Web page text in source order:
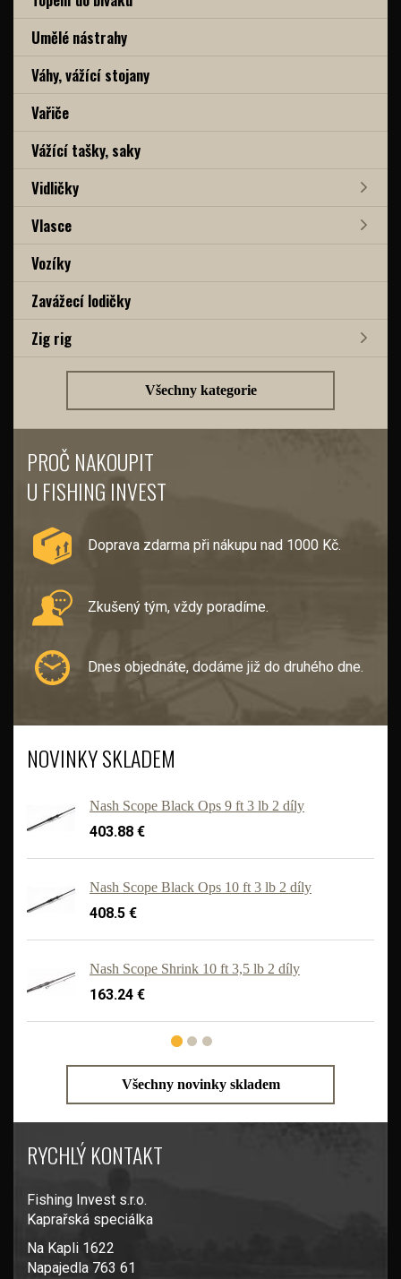
Umělé nástrahy
Váhy, vážící stojany
Vařiče
Vážící tašky, saky
Vidličky
Vlasce
Vozíky
Zavážecí lodičky
Zig rig
Všechny kategorie
PROČ NAKOUPIT
U FISHING INVEST
Doprava zdarma při nákupu nad 1000 Kč.
Zkušený tým, vždy poradíme.
Dnes objednáte, dodáme již do druhého dne.
NOVINKY SKLADEM
Nash Scope Black Ops 9 ft 3 lb 2 díly
403.88 €
Nash Scope Black Ops 10 ft 3 lb 2 díly
408.5 €
Nash Scope Shrink 10 ft 3,5 lb 2 díly
163.24 €
Všechny novinky skladem
RYCHLÝ KONTAKT
Fishing Invest s.r.o.
Kaprařská speciálka
Na Kapli 1622
Napajedla 763 61